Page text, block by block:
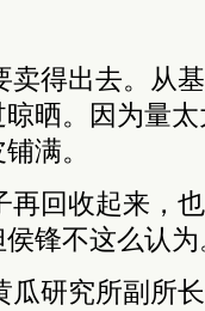
卖得出去。从
晒。因为量
满。
再回收起来，
锋不这么认为
瓜研究所副所